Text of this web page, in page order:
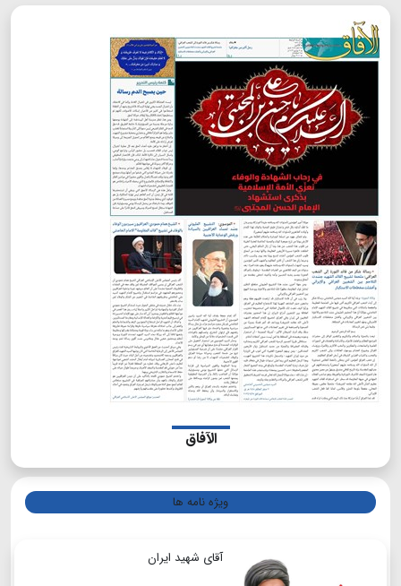
الآفاق
ویژه نامه ها
آقای شهید ایران